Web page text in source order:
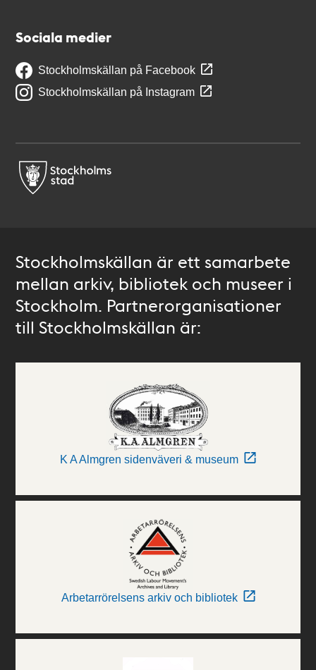
Sociala medier
Stockholmskällan på Facebook
Stockholmskällan på Instagram
Stockholmskällan är ett samarbete
mellan arkiv, bibliotek och museer i
Stockholm. Partnerorganisationer
till Stockholmskällan är:
K A Almgren sidenväveri & museum
Arbetarrörelsens arkiv och bibliotek